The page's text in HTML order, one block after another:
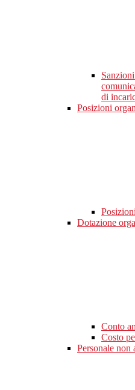
di
Posizioni
Dotazione
Conto
Costo
Personale non